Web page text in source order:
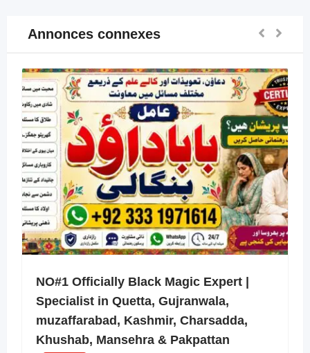
Annonces connexes
NO#1 Officially Black Magic Expert |
Specialist in Quetta, Gujranwala,
muzaffarabad, Kashmir, Charsadda,
Khushab, Mansehra & Pakpattan